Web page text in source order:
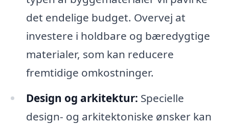
det endelige budget. Overvej at
investere i holdbare og bæredygtige
materialer, som kan reducere
fremtidige omkostninger.
Design og arkitektur: Specielle
design- og arkitektoniske ønsker kan